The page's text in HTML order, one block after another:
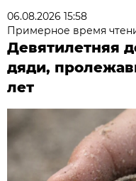
06.08.2026 15:58
Примерное время
Девятилетняя
дяди,
лет